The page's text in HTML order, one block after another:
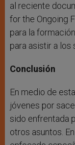
al reciente
for the Ongoing
para la
para asistir a los
Conclusión
En medio de
jóvenes por
sido enfrentada
otros asuntos.